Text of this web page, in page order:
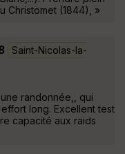
Christomet (1844), »
Saint-Nicolas-la-
randonnée,, qui
long. Excellent test
capacité aux raids